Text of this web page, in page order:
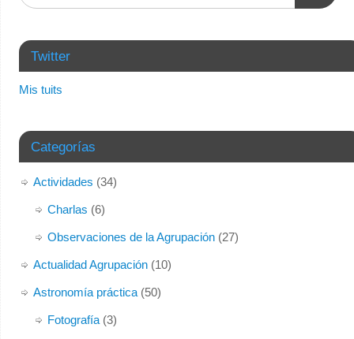
Twitter
Mis tuits
Categorías
Actividades (34)
Charlas (6)
Observaciones de la Agrupación(27)
Actualidad Agrupación(10)
Astronomía práctica(50)
Fotografía(3)